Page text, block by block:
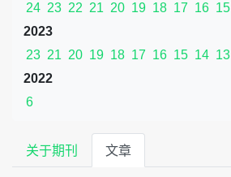
24 23 22 21 20 19 18 17 16 15
2023
23 21 20 19 18 17 16 15 14 13
2022
6
关于期刊 文章